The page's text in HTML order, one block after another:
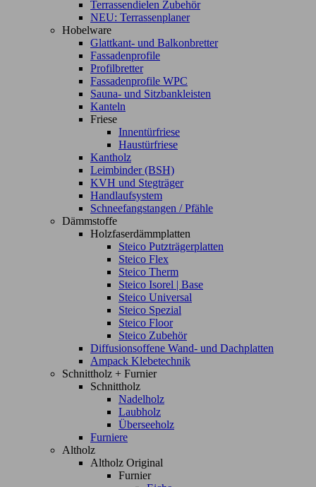
Terrassendielen Zubehör
NEU: Terrassenplaner
Hobelware
Glattkant- und Balkonbretter
Fassadenprofile
Profilbretter
Fassadenprofile WPC
Sauna- und Sitzbankleisten
Kanteln
Friese
Innentürfriese
Haustürfriese
Kantholz
Leimbinder (BSH)
KVH und Stegträger
Handlaufsystem
Schneefangstangen / Pfähle
Dämmstoffe
Holzfaserdämmplatten
Steico Putzträgerplatten
Steico Flex
Steico Therm
Steico Isorel | Base
Steico Universal
Steico Spezial
Steico Floor
Steico Zubehör
Diffusionsoffene Wand- und Dachplatten
Ampack Klebetechnik
Schnittholz + Furnier
Schnittholz
Nadelholz
Laubholz
Überseeholz
Furniere
Altholz
Altholz Original
Furnier